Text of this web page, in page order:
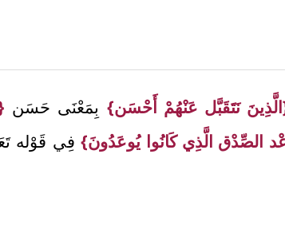
نَتَقَبَّل عَنْهُمْ أَحْسَن} بِمَعْنَى حَسَن
الصِّدْق الَّذِي كَانُوا يُوعَدُونَ}فِي قَوْله